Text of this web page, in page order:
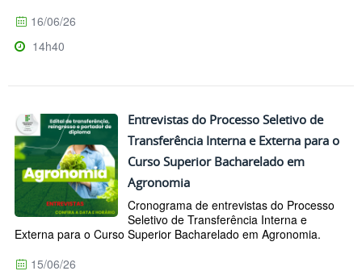
16/06/26
14h40
Entrevistas do Processo Seletivo de
Transferência Interna e Externa para o
Curso Superior Bacharelado em
Agronomia
Cronograma de entrevistas do Processo
Seletivo de Transferência Interna e
Externa para o Curso Superior Bacharelado em Agronomia.
15/06/26